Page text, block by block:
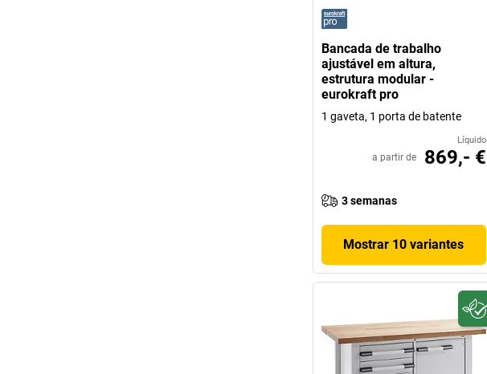
Bancada de trabalho
ajustável em altura,
estrutura modular -
eurokraft pro
1 gaveta, 1 porta de batente
Líquido
a partir de 869,- €
3 semanas
Mostrar 10 variantes